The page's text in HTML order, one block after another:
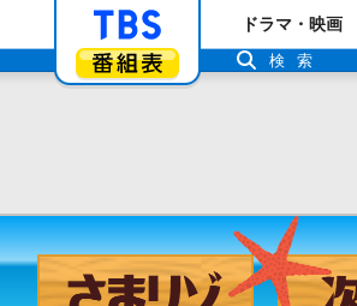
「TBSテレビ」ト
番組表
ドラマ・映画
検索
さまリ